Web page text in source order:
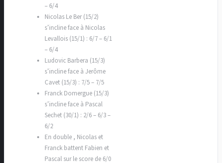
– 6/4
Nicolas Le Ber (15/2)
s’incline face à Nicolas
Levallois (15/1) : 6/7 – 6/1
– 6/4
Ludovic Barbera (15/3)
s’incline face à Jerôme
Cavet (15/3) : 7/5 – 7/5
Franck Domergue (15/3)
s’incline face à Pascal
Sechet (30/1) : 2/6 – 6/3 –
6/2
En double , Nicolas et
Franck battent Fabien et
Pascal sur le score de 6/0